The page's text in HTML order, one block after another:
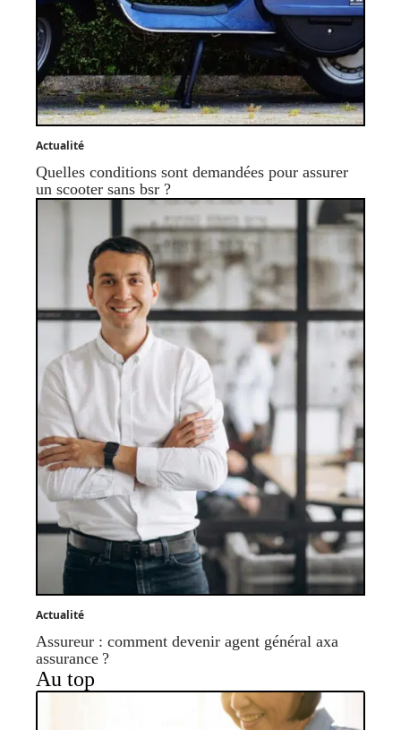
Actualité
Quelles conditions sont demandées pour assurer
un scooter sans bsr ?
Actualité
Assureur : comment devenir agent général axa
assurance ?
Au top